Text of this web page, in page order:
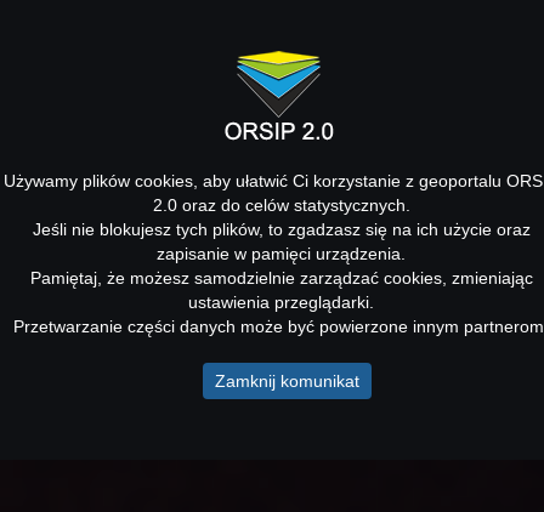
Używamy plików cookies, aby ułatwić Ci korzystanie z geoportalu
2.0 oraz do celów statystycznych.
Jeśli nie blokujesz tych plików, to zgadzasz się na ich użycie oraz
zapisanie w pamięci urządzenia.
Pamiętaj, że możesz samodzielnie zarządzać cookies, zmieniając
ustawienia przeglądarki.
Przetwarzanie części danych może być powierzone innym
Zamknij komunikat